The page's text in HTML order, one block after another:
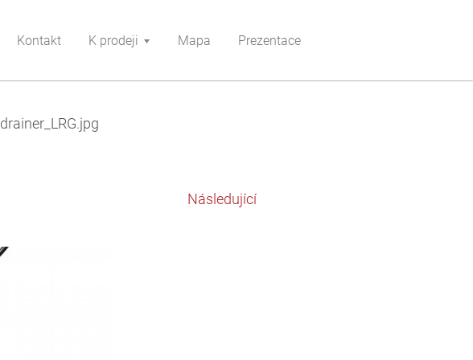
Kontakt K prodeji Mapa Prezentace
drainer_LRG.jpg
Následující